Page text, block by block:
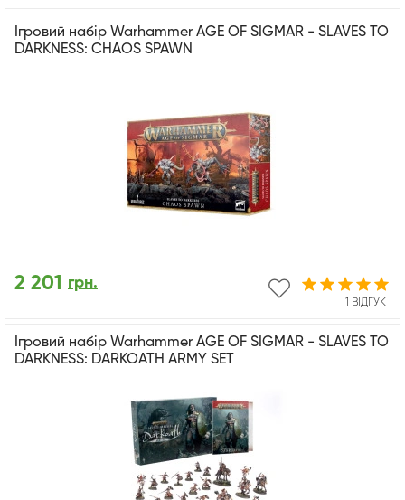
Ігровий набір Warhammer AGE OF SIGMAR - SLAVES TO
DARKNESS: CHAOS SPAWN
1 ВІДГУК
2 201 грн.
Ігровий набір Warhammer AGE OF SIGMAR - SLAVES TO
DARKNESS: DARKOATH ARMY SET